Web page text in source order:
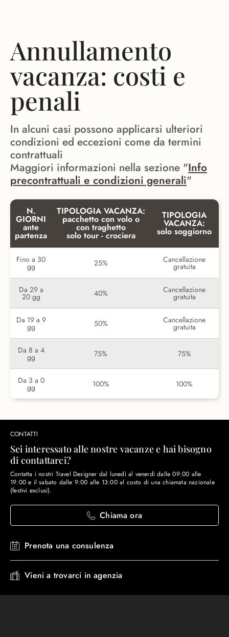
Annullamento
vacanza: costi e
penali
In alcuni casi possono applicarsi ulteriori
condizioni ed eccezioni come da termini
contrattuali
Maggiori informazioni nella sezione "Info
precontrattuali e condizioni generali"
N.
GIORNI
ante
partenza
TIPOLOGIA VACANZA:
pacchetto con volo o
con traghetto
solo tour - crociera
TIPOLOGIA
VACANZA:
solo soggiorno
Fino a 30
gg 25% Cancellazione
gratuita
Da 29 a
20 gg 40% Cancellazione
gratuita
Da 19 a 9
gg 50% Cancellazione
gratuita
Da 8 a 4
gg 75% 75%
Da 3 a 0
gg 100% 100%
CONTATTI
Sei interessato alle nostre vacanze e hai bisogno
di contattarci?
Contatta i nostri Travel Designer dal lunedì al venerdì dalle 09:00 alle
19:00 e il sabato dalle 9:00 alle 13:00 al costo di una chiamata nazionale
(festivi esclusi).
Chiama ora
Prenota una consulenza
Vieni a trovarci in agenzia